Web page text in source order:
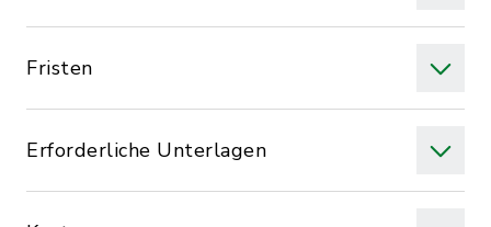
Fristen
Erforderliche Unterlagen